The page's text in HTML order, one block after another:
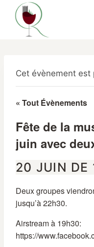
Cet évènement est
« Tout Évènements
Fête de la
juin avec
20 JUIN DE
Deux groupes
jusqu’à 22h30.
Airstream à 19h30:
https://